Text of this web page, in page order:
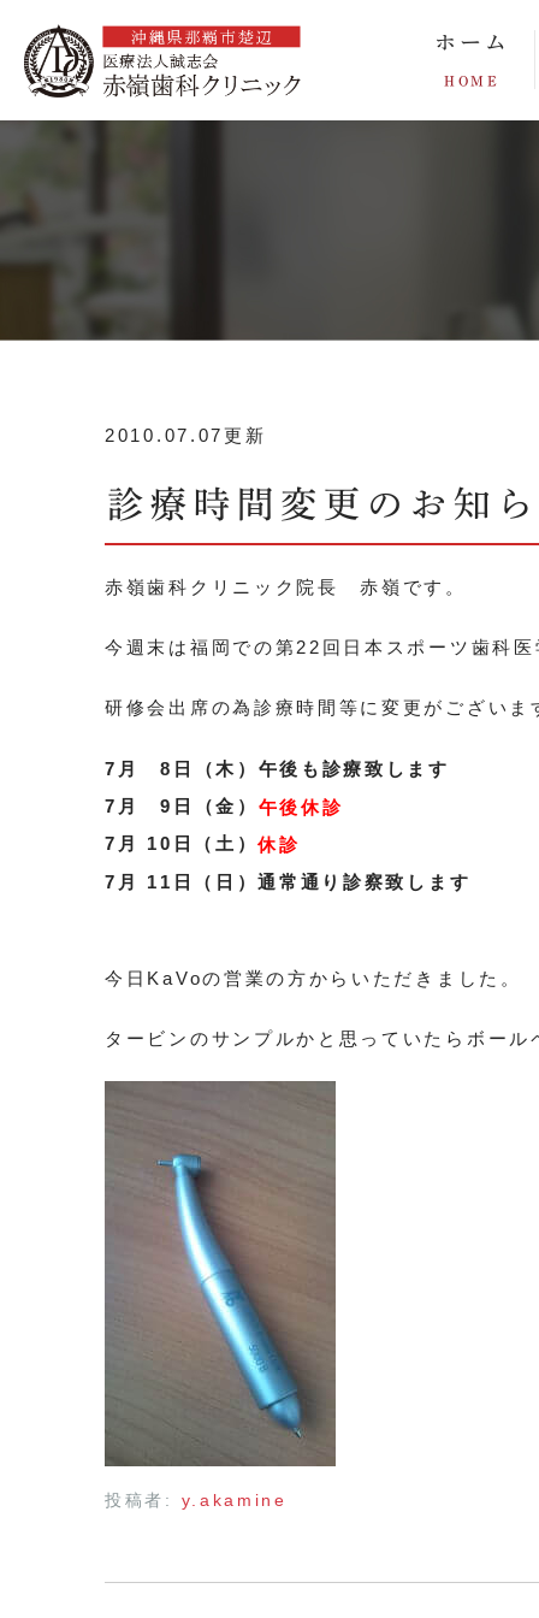
ホーム
HOME
2010.07.07更新
診療時間変更のお知
赤嶺歯科クリニック院長 赤嶺です。
今週末は福岡での第22回日本スポーツ歯科
研修会出席の為診療時間等に変更がございま
7月 8日（木）午後も診療致します
7月 9日（金） 午後休診
7月 10日（土）休診
7月 11日（日）通常通り診察致します
今日KaVoの営業の方からいただきました。
タービンのサンプルかと思っていたらボール
投稿者: y.akamine